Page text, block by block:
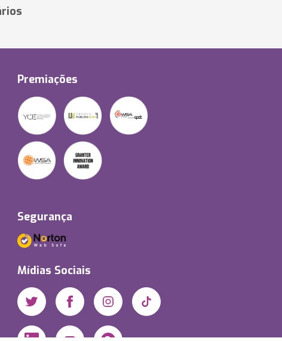
Premiações
Segurança
Mídias Sociais